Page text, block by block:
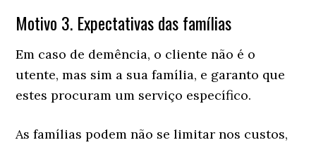
Motivo 3. Expectativas das famílias
Em caso de demência, o cliente não é o
utente, mas sim a sua família, e garanto que
estes procuram um serviço específico.
As famílias podem não se limitar nos custos,